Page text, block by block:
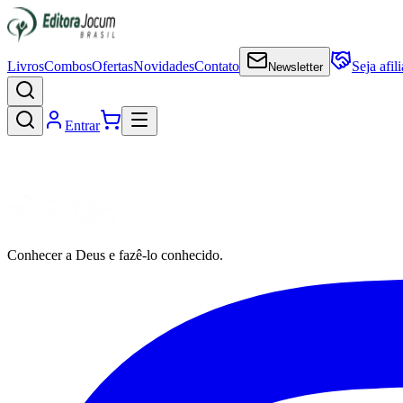
LivrosCombosOfertasNovidadesContato Newsletter Seja
Entrar
Conhecer a Deus e fazê-lo conhecido.